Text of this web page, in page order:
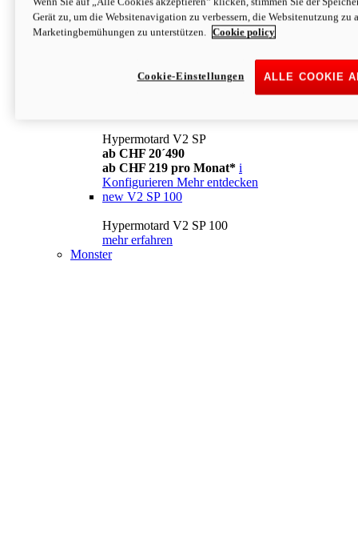
Konfigurieren Mehr entdecken
newV2
ab CHF 169 pro Monat* i
Mehr entdecken
Hypermotard V2 SP
ab CHF 20´490
ab CHF 219 pro Monat* i
Konfigurieren Mehr entdecken
new V2 SP 100
Hypermotard V2 SP 100
mehr erfahren
Monster
Gerät zu, um die Websitenavigation zu verbessern, die Websitenutzung zu
Marketingbemühungen zu unterstützen.
Cookie policy
ALLE COOKIE
Cookie-Einstellungen